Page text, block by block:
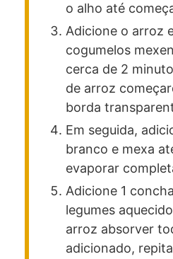
o alho até
Adicione o arroz
cogumelos
cerca de 2
de arroz
borda
Em seguida,
branco e mexa
evaporar
Adicione 1
legumes
arroz absorver
adicionado,